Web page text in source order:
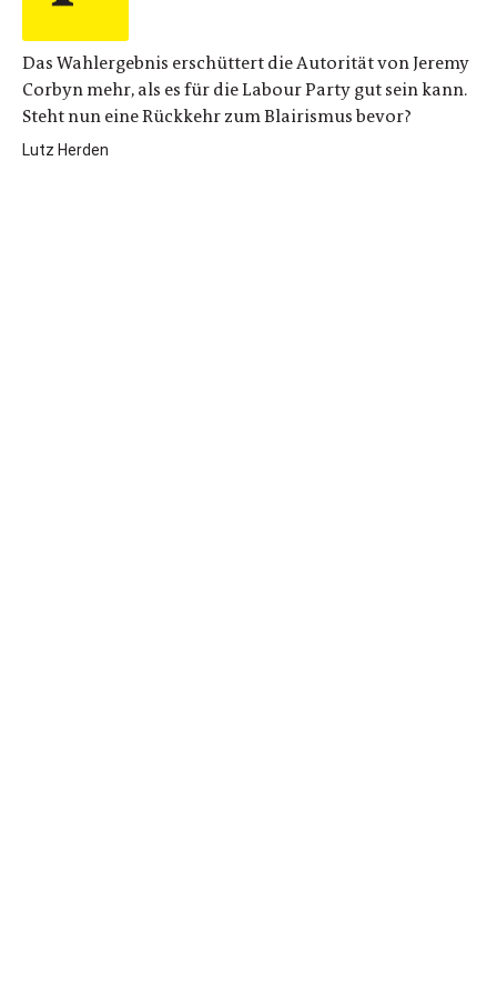
Das Wahlergebnis erschüttert die Autorität von Jeremy
Corbyn mehr, als es für die Labour Party gut sein kann.
Steht nun eine Rückkehr zum Blairismus bevor?
Lutz Herden